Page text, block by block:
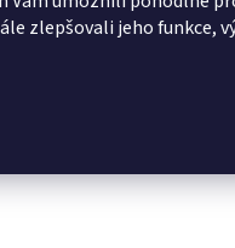
zlepšovali jeho funkce,